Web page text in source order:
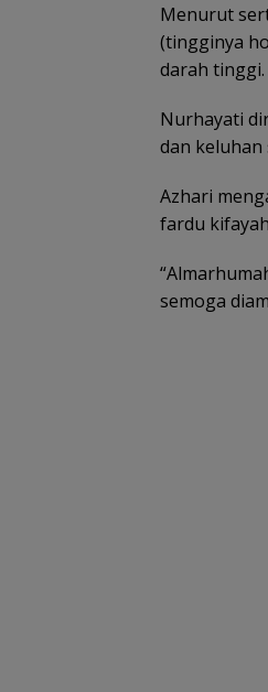
Menurut
(tingginya
darah tinggi.
Nurhayati
dan keluhan
Azhari
fardu
semoga